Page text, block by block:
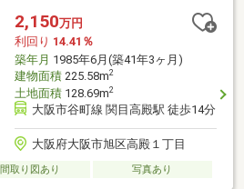
2,150万円
利回り 14.41％
築年月 1985年6月(築41年3ヶ月)
建物面積225.58m2
土地面積128.69m2
大阪市谷町線 関目高殿駅 徒歩14分
大阪府大阪市旭区高殿１丁目
間取り図あり 写真あり